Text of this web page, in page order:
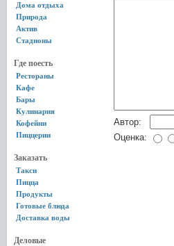
Дома отдыха
Природа
Актив
Стадионы
Где поесть
Рестораны
Кафе
Бары
Кулинария
Кофейни
Пиццерии
Заказать
Такси
Пицца
Продукты
Готовые блюда
Доставка воды
Деловые
Автор:
Оценка: